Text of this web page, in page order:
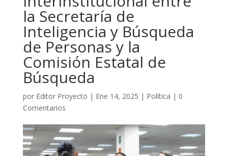
la Secretaría de
Inteligencia y Búsqueda
de Personas y la
Comisión Estatal de
Búsqueda
por Editor Proyecto | Ene 14, 2025 | Política | 0
Comentarios